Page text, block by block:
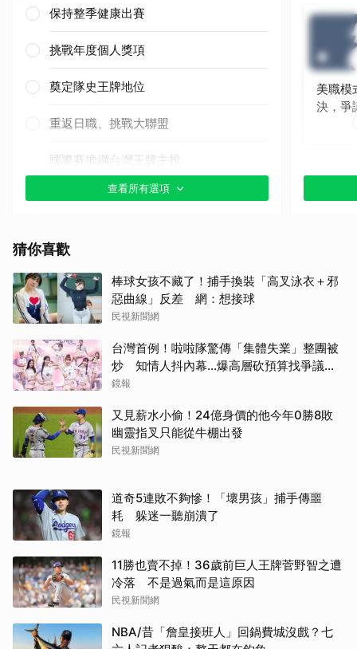
保持整季健康出賽
挑戰年度個人獎項
奠定隊史王牌地位
重返日職、挑戰大聯盟
國際賽擔綱台灣王牌主投
其他（歡迎貼文分享）
查看所有選項
美職模
決，爭
猜你喜歡
棒球女孩不藏了！捕手換裝「高叉泳衣＋邪
惡曲線」反差 網：想接球
民視新聞網
台灣首例！啦啦隊驚傳「集體失業」整團被
炒 知情人抖內幕...爆高層砍預算找爭議經
紀人接手
鏡報
又見薪水小偷！24億身價的他今年0勝8敗
幽靈指叉只能從牛棚出發
民視新聞網
道奇5連敗不夠慘！「壞男孩」捕手傳噩
耗 躲迷一聽崩潰了
鏡報
11勝也賣不掉！36歲前巨人王牌菅野智之遭
冷落 不是過氣而是這原因
民視新聞網
NBA/昔「詹皇接班人」回鍋費城沒戲？七